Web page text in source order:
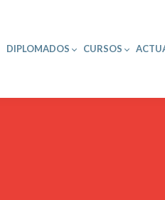
DIPLOMADOS CURSOS